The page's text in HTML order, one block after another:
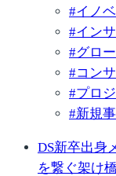
#イノ
#イン
#グロ
#コン
#プロ
#新規
DS新卒出身
を繋ぐ架け